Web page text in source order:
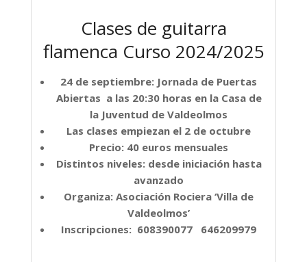
Clases de guitarra
flamenca Curso 2024/2025
24 de septiembre: Jornada de Puertas
Abiertas a las 20:30 horas en la Casa de
la Juventud de Valdeolmos
Las clases empiezan el 2 de octubre
Precio: 40 euros mensuales
Distintos niveles: desde iniciación hasta
avanzado
Organiza: Asociación Rociera ‘Villa de
Valdeolmos’
Inscripciones: 608390077 646209979